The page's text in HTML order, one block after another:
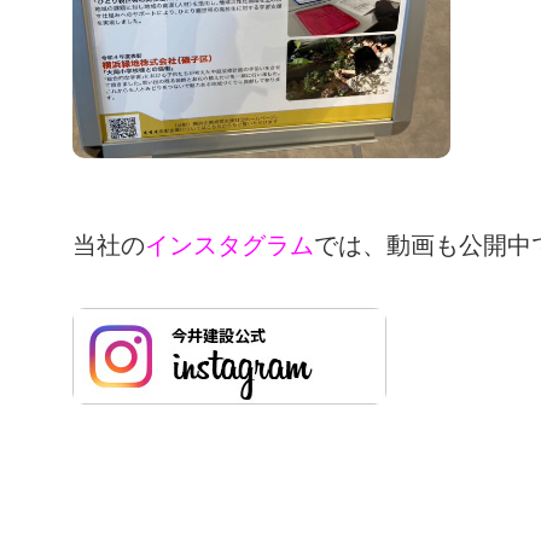
当社のインスタグラムでは、動画も公開中